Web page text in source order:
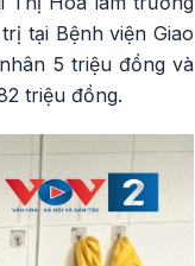
tại Bệnh viện Giao
5 triệu đồng và
triệu đồng.